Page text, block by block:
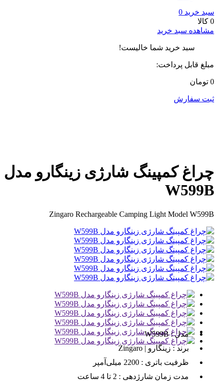
سبد خرید 0
0 کالا
مشاهده سبد خرید
سبد خرید شما خالیست!
مبلغ قابل پرداخت:
0 تومان
ثبت سفارش
چراغ کمپینگ شارژی زینگارو مدل
W599B
Zingaro Rechargeable Camping Light Model W599B
مدل :W599B
برند :زینگارو | Zingaro
ظرفیت باتری : 2200 میلی‌آمپر
مدت زمان شارژدهی : 2 تا 4 ساعت